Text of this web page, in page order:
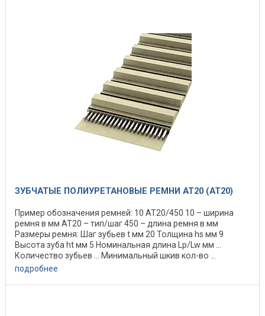
ЗУБЧАТЫЕ ПОЛИУРЕТАНОВЫЕ РЕМНИ AT20 (АТ20)
Пример обозначения ремней: 10 АТ20/450 10 – ширина
ремня в мм АТ20 – тип/шаг 450 – длина ремня в мм
Размеры ремня: Шаг зубьев t мм 20 Толщина hs мм 9
Высота зуба ht мм 5 Номинальная длина Lp/Lw мм ...
Количество зубьев ... Минимальный шкив кол-во ...
подробнее